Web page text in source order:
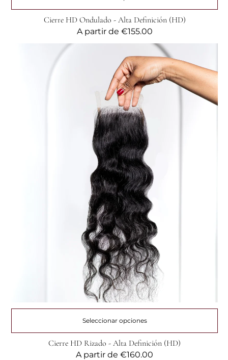
Cierre HD Ondulado - Alta Definición (HD)
Precio
habitual
A partir de €155.00
Seleccionar opciones
Cierre HD Rizado - Alta Definición (HD)
Precio
A partir de €160.00